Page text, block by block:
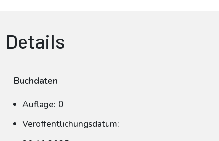
Details
Buchdaten
Auflage: 0
Veröffentlichungsdatum: